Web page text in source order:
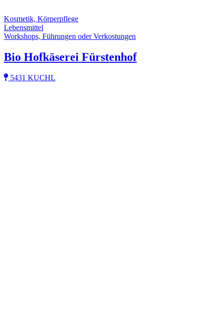
Kosmetik, Körperpflege
Lebensmittel
Workshops, Führungen oder Verkostungen
Bio Hofkäserei Fürstenhof
5431 KUCHL